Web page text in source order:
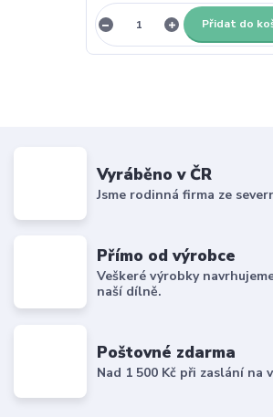
Přidat do
Vyráběno v ČR
Jsme rodinná firma ze
Přímo od výrobce
Veškeré výrobky
naší dílně.
Poštovné zdarma
Nad 1 500 Kč při zaslání na